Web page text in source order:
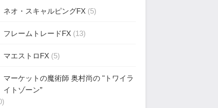
ネオ・スキャルピングFX (5)
フレームトレードFX (13)
マエストロFX (5)
マーケットの魔術師 奥村尚の "トワイラ
イトゾーン”